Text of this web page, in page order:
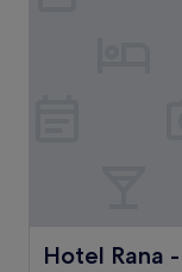
Hotel Rana
Hotel Rana -